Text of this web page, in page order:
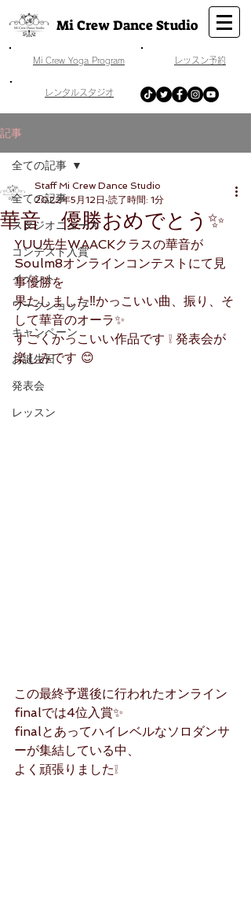
Mi Crew Dance Studio
​Mi Crew Yoga Program ​レッスン予約
​レンタルスタジオ
記事
全ての記事
スタジオニュース
コンテスト入賞
イベント
ワークショップ
キャンペーン
お誕生日
発表会
レッスン
全ての記事
華音 優勝おめでとう✨
Staff Mi Crew Dance Studio
2022年5月12日 読了時間: 1分
YUU先生WAACKクラスの華音が
Soulm8オンラインコンテストにて見
事優勝を
果たしました‼かっこいい曲、振り、そ
して華音のオーラ✨
すごくかっこいい作品です ❕ 発表会が
楽しみです 😊
この最終予選後に行われたオンライン
finalでは4位入賞✨
finalとあってハイレベルなソロダンサ
ーが集結している中、
よく頑張りました❕